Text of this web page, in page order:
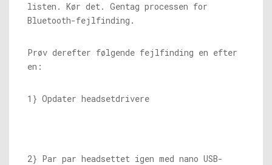
listen. Kør det. Gentag processen for
Bluetooth-fejlfinding.
Prøv derefter følgende fejlfinding en efter
en:
1} Opdater headsetdrivere
2} Par par headsettet igen med nano USB-